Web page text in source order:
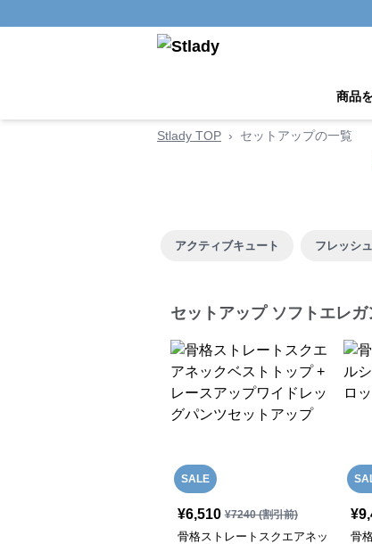
商品
Stlady TOP › セットアップの一覧
アクティブキュート フレッシュ
セットアップ ソフトエレ
SALE
¥6,510 ¥7240(割引前)
骨格ストレートスクエアネッ
¥
骨